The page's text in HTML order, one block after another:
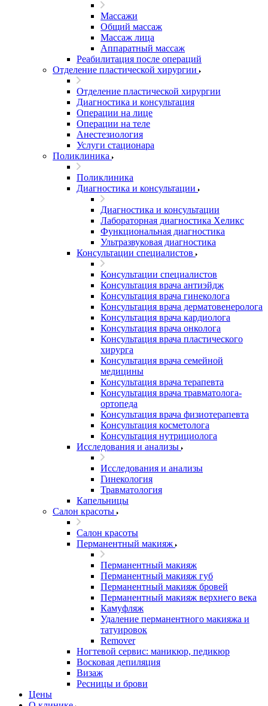
Массажи
Общий массаж
Массаж лица
Аппаратный массаж
Реабилитация после операций
Отделение пластической хирургии
Отделение пластической хирургии
Диагностика и консультация
Операции на лице
Операции на теле
Анестезиология
Услуги стационара
Поликлиника
Поликлиника
Диагностика и консультации
Диагностика и консультации
Лабораторная диагностика Хеликс
Функциональная диагностика
Ультразвуковая диагностика
Консультации специалистов
Консультации специалистов
Консультация врача антиэйдж
Консультация врача гинеколога
Консультация врача дерматовенеролога
Консультация врача кардиолога
Консультация врача онколога
Консультация врача пластического
хирурга
Консультация врача семейной
медицины
Консультация врача терапевта
Консультация врача травматолога-
ортопеда
Консультация врача физиотерапевта
Консультация косметолога
Консультация нутрициолога
Исследования и анализы
Исследования и анализы
Гинекология
Травматология
Капельницы
Салон красоты
Салон красоты
Перманентный макияж
Перманентный макияж
Перманентный макияж губ
Перманентный макияж бровей
Перманентный макияж верхнего века
Камуфляж
Удаление перманентного макияжа и
татуировок
Remover
Ногтевой сервис: маникюр, педикюр
Восковая депиляция
Визаж
Ресницы и брови
Цены